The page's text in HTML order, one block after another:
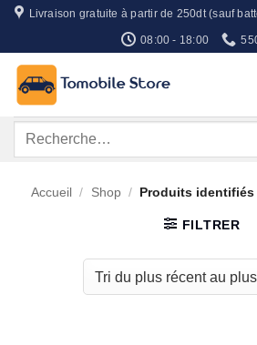
Passer
contenu
Livraison gratuite à partir de 250dt (sauf
08:00 - 18:00
Recherche
Accueil / Shop / Produits identifiés
FILTRER